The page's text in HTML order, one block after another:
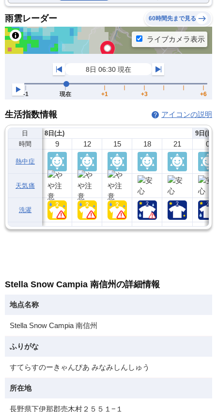
雨雲レーダー 60時間先まで見る
生活指数情報 アイコンの説明
日
時間
熱中症
天気痛
洗濯
8日(土)
9 12 15 18 21
9日(日)
0
Stella Snow Campia 南信州の詳細情報
地点名称
Stella Snow Campia 南信州
ふりがな
すてらすのーきゃんぴあ みなみしんしゅう
所在地
長野県下伊那郡売木村２５５１−１